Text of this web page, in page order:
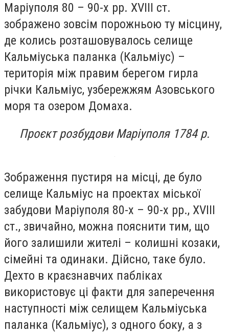
Маріуполя 80 – 90-х рр. XVIII cт.
зображено зовсім порожньою ту місцину,
де колись розташовувалось селище
Кальміуська паланка (Кальміус) –
територія між правим берегом гирла
річки Кальміус, узбережжям Азовського
моря та озером Домаха.
Проєкт розбудови Маріуполя 1784 р.
Зображення пустиря на місці, де було
селище Кальміус на проектах міської
забудови Маріуполя 80-х – 90-х рр., XVIII
ст., звичайно, можна пояснити тим, що
його залишили жителі – колишні козаки,
сімейні та одинаки. Дійсно, таке було.
Дехто в краєзнавчих пабліках
використовує ці факти для заперечення
наступності між селищем Кальміуська
паланка (Кальміус), з одного боку, а з